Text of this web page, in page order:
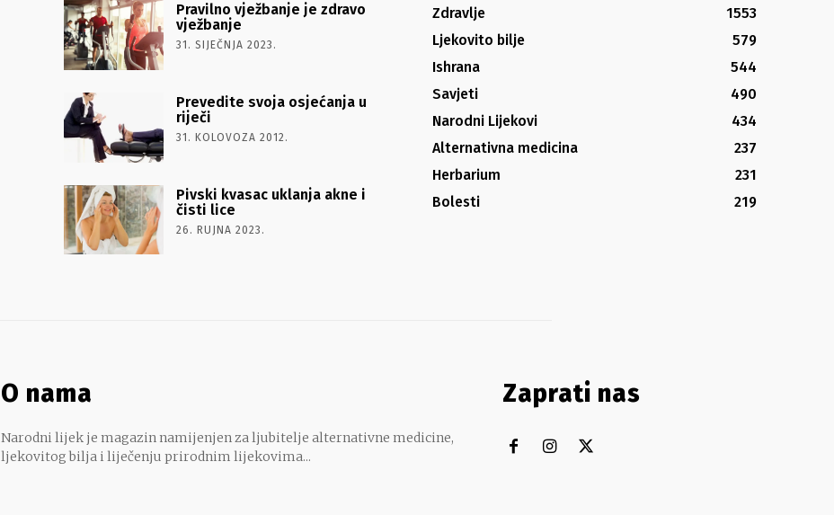
Pravilno vježbanje je zdravo
vježbanje
31. SIJEČNJA 2023.
Prevedite svoja osjećanja u
riječi
31. KOLOVOZA 2012.
Pivski kvasac uklanja akne i
čisti lice
26. RUJNA 2023.
Zdravlje
1553
Ljekovito bilje
579
Ishrana
544
Savjeti
490
Narodni Lijekovi
434
Alternativna medicina
237
Herbarium
231
Bolesti
219
O nama
Narodni lijek je magazin namijenjen za ljubitelje alternativne medicine,
ljekovitog bilja i liječenju prirodnim lijekovima...
Zaprati nas